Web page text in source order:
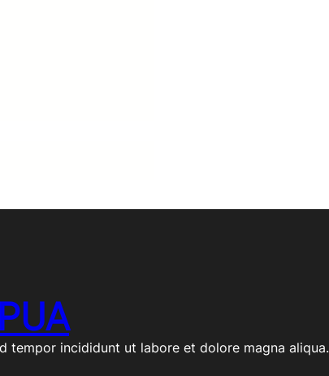
tempor incididunt ut labore et dolore magna aliqua.